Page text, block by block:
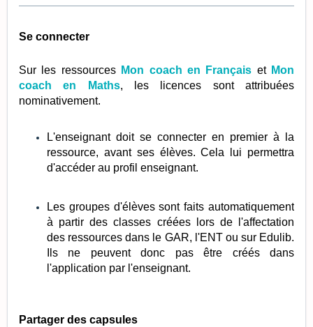
Se connecter
Sur les ressources Mon coach en Français et
Mon
coach en Maths, les licences sont attribuées
nominativement.
L'enseignant doit se connecter en premier à la
ressource, avant ses élèves. Cela lui permettra
d'accéder au profil enseignant.
Les groupes d'élèves sont faits automatiquement
à partir des classes créées lors de l'affectation
des ressources dans le GAR, l'ENT ou sur Edulib.
Ils ne peuvent donc pas être créés dans
l'application par l'enseignant.
Partager des capsules